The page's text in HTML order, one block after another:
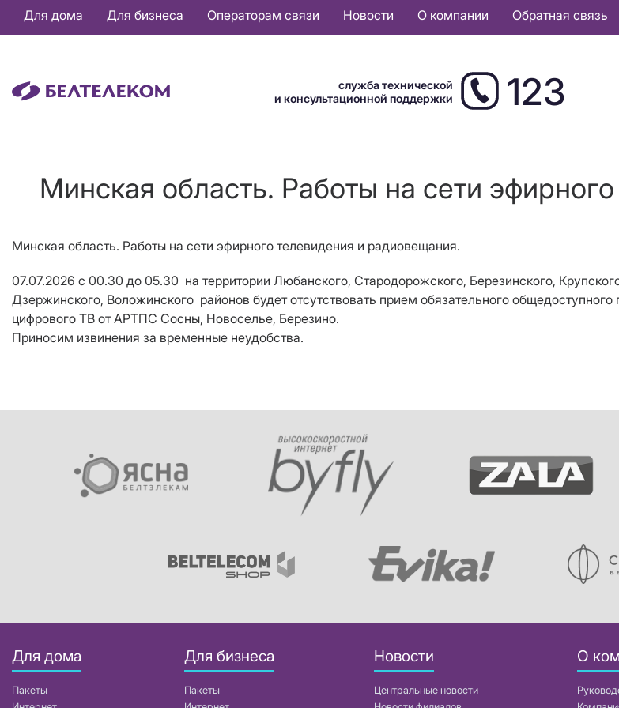
Основная
навигация
Для дома Для бизнеса Операторам связи Новости О компании Обратная связь
служба технической
и консультационной поддержки
123
Минская область. Работы на сети
Минская область. Работы на сети эфирного телевидения и радиовещания.
07.07.2026 с 00.30 до 05.30 на территории Любанского, Стародорожского, Березинского,
Дзержинского, Воложинского районов будет отсутствовать прием обязательного
цифрового ТВ от АРТПС Сосны, Новоселье, Березино.
Приносим извинения за временные неудобства.
Для дома
Пакеты
Для бизнеса
Пакеты
Новости
Центральные новости
О